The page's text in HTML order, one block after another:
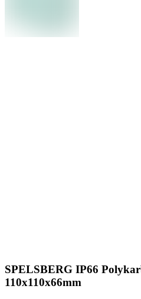
SPELSBERG IP66
110x110x66mm